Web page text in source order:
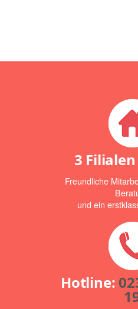
3
Freundliche
und ein
Hotline: